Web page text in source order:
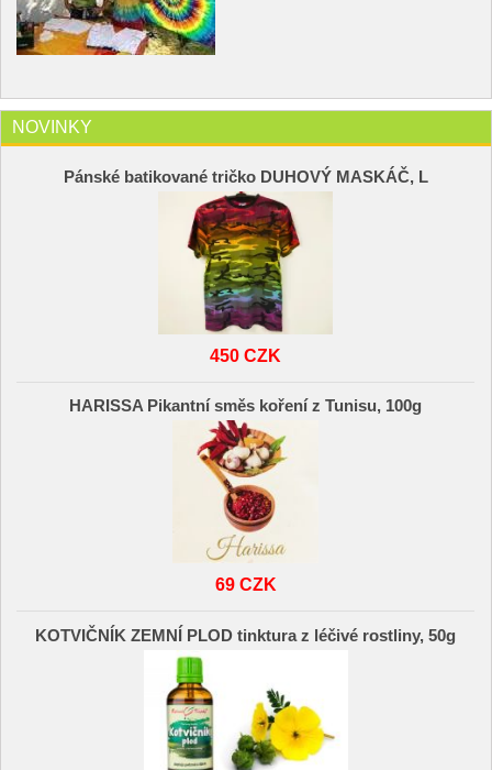
NOVINKY
Pánské batikované tričko DUHOVÝ MASKÁČ, L
450 CZK
HARISSA Pikantní směs koření z Tunisu, 100g
69 CZK
KOTVIČNÍK ZEMNÍ PLOD tinktura z léčivé rostliny, 50g